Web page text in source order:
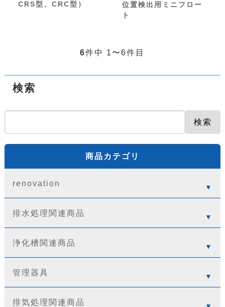
CRS型、CRC型）
位置検出用ミニフロー
ト
6件中 1〜6件目
検索
検索
商品カテゴリ
renovation
排水処理関連商品
浄化槽関連商品
管理器具
排気処理関連商品